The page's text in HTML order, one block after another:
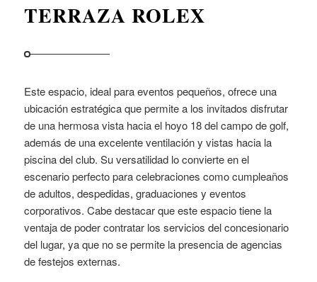
TERRAZA ROLEX
Este espacio, ideal para eventos pequeños, ofrece una
ubicación estratégica que permite a los invitados disfrutar
de una hermosa vista hacia el hoyo 18 del campo de golf,
además de una excelente ventilación y vistas hacia la
piscina del club. Su versatilidad lo convierte en el
escenario perfecto para celebraciones como cumpleaños
de adultos, despedidas, graduaciones y eventos
corporativos. Cabe destacar que este espacio tiene la
ventaja de poder contratar los servicios del concesionario
del lugar, ya que no se permite la presencia de agencias
de festejos externas.